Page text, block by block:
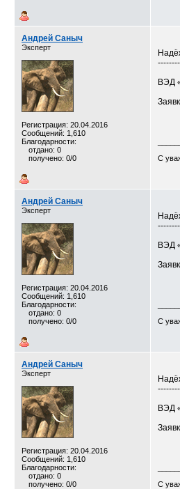
Андрей Саныч
Эксперт
Регистрация: 20.04.2016
Сообщений: 1,610
Благодарности:
отдано: 0
получено: 0/0
ВЭД
С
Андрей Саныч
Эксперт
Регистрация: 20.04.2016
Сообщений: 1,610
Благодарности:
отдано: 0
получено: 0/0
ВЭД
С
Андрей Саныч
Эксперт
Регистрация: 20.04.2016
Сообщений: 1,610
Благодарности:
отдано: 0
получено: 0/0
ВЭД
С